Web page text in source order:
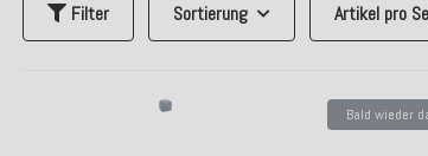
Filter Sortierung Artikel pro
Bald wieder